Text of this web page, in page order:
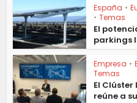
España •
• Temas
El
parkings
Empresa •
Temas
El
reúne a